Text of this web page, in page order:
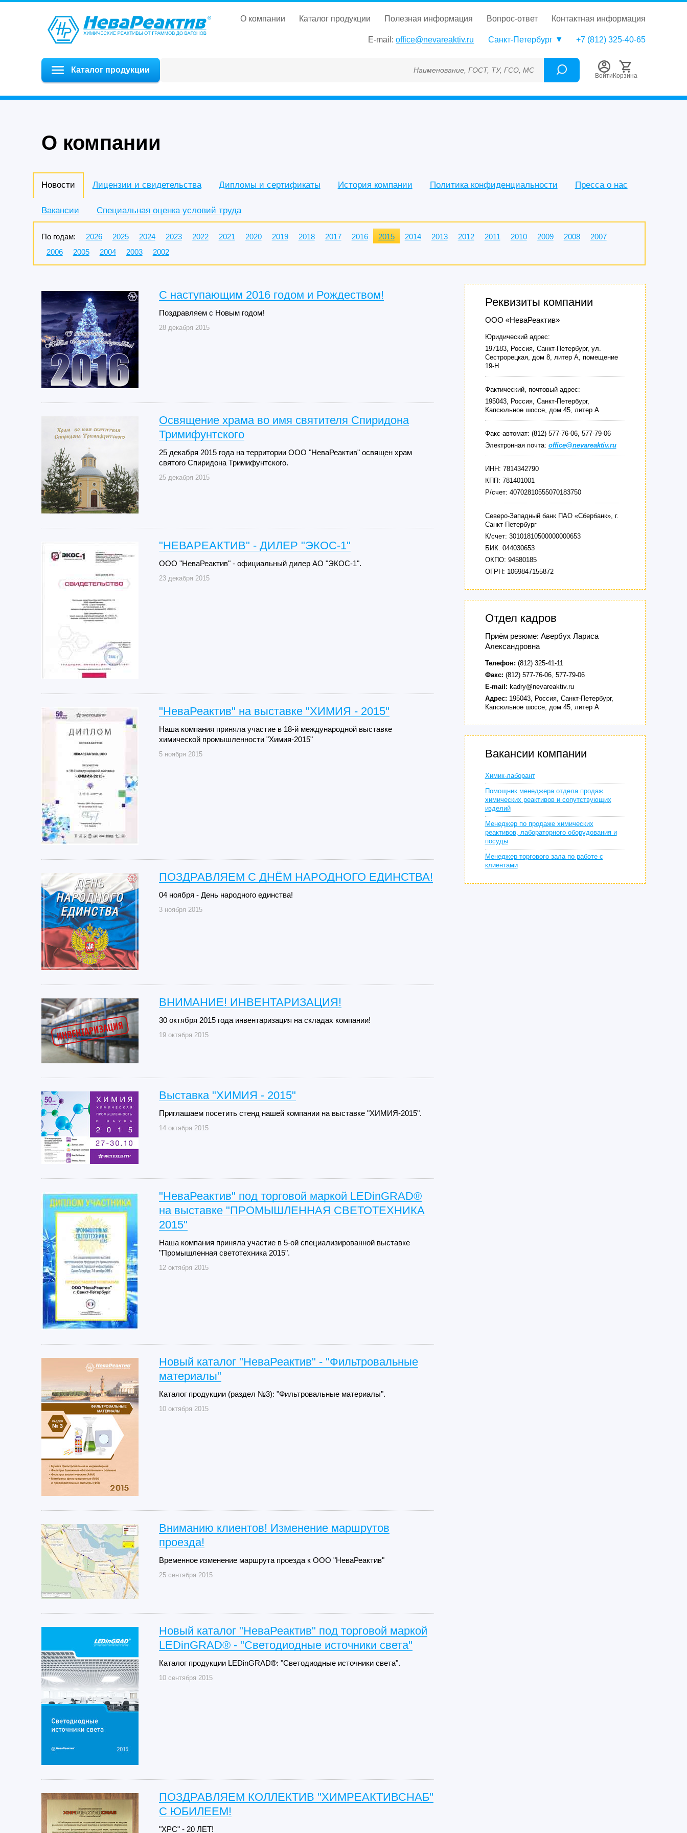
о компании каталог продукции полезная информация вопрос-ответ контактная информация
E-mail: office@nevareaktiv.ru Санкт-Петербург +7 (812) 325-40-65
Каталог продукции Наименование, ГОСТ, ТУ, ГСО, МСО, ОСО, СОП, ГРСИ, Каталожный номер (Артикул),
Войти Корзина
О компании
Новости Лицензии и свидетельства Дипломы и сертификаты История компании Политика конфиденциальности Пресса о нас
Вакансии Специальная оценка условий труда
По годам: 2026 2025 2024 2023 2022 2021 2020 2019 2018 2017 2016 2015 2014 2013 2012 2011 2010 2009 2008
2007
2006
2005 2004 2003 2002
С наступающим 2016 годом и Рождеством!
Поздравляем с Новым годом!
28 декабря 2015
Освящение храма во имя святителя Спиридона
Тримифунтского
25 декабря 2015 года на территории ООО "НеваРеактив" освящен храм
святого Спиридона Тримифунтского.
25 декабря 2015
"НЕВАРЕАКТИВ" - ДИЛЕР "ЭКОС-1"
ООО "НеваРеактив" - официальный дилер АО "ЭКОС-1".
23 декабря 2015
"НеваРеактив" на выставке "ХИМИЯ - 2015"
Наша компания приняла участие в 18-й международной выставке
химической промышленности "Химия-2015"
5 ноября 2015
ПОЗДРАВЛЯЕМ С ДНЁМ НАРОДНОГО ЕДИНСТВА!
04 ноября - День народного единства!
3 ноября 2015
ВНИМАНИЕ! ИНВЕНТАРИЗАЦИЯ!
30 октября 2015 года инвентаризация на складах компании!
19 октября 2015
Выставка "ХИМИЯ - 2015"
Приглашаем посетить стенд нашей компании на выставке "ХИМИЯ-2015".
14 октября 2015
"НеваРеактив" под торговой маркой LEDinGRAD®
на выставке "ПРОМЫШЛЕННАЯ СВЕТОТЕХНИКА
2015"
Наша компания приняла участие в 5-ой специализированной выставке
"Промышленная светотехника 2015".
12 октября 2015
Новый каталог "НеваРеактив" - "Фильтровальные
материалы"
Каталог продукции (раздел №3): "Фильтровальные материалы".
10 октября 2015
Вниманию клиентов! Изменение маршрутов
проезда!
Временное изменение маршрута проезда к ООО "НеваРеактив"
25 сентября 2015
Новый каталог "НеваРеактив" под торговой маркой
LEDinGRAD® - "Светодиодные источники света"
Каталог продукции LEDinGRAD®: "Светодиодные источники света".
10 сентября 2015
ПОЗДРАВЛЯЕМ КОЛЛЕКТИВ "ХИМРЕАКТИВСНАБ"
С ЮБИЛЕЕМ!
"ХРС" - 20 ЛЕТ!
Реквизиты компании
ООО «НеваРеактив»
Юридический адрес:
197183, Россия, Санкт-Петербург, ул.
Сестрорецкая, дом 8, литер А, помещение
19-Н
Фактический, почтовый адрес:
195043, Россия, Санкт-Петербург,
Капсюльное шоссе, дом 45, литер А
Факс-автомат: (812) 577-76-06, 577-79-06
Электронная почта: office@nevareaktiv.ru
ИНН: 7814342790
КПП: 781401001
Р/счет: 40702810555070183750
Северо-Западный банк ПАО «Сбербанк», г.
Санкт-Петербург
К/счет: 30101810500000000653
БИК: 044030653
ОКПО: 94580185
ОГРН: 1069847155872
Отдел кадров
Приём резюме: Авербух Лариса
Александровна
Телефон: (812) 325-41-11
Факс: (812) 577-76-06, 577-79-06
E-mail: kadry@nevareaktiv.ru
Адрес: 195043, Россия, Санкт-Петербург,
Капсюльное шоссе, дом 45, литер А
Вакансии компании
Химик-лаборант
Помощник менеджера отдела продаж
химических реактивов и сопутствующих
изделий
Менеджер по продаже химических
реактивов, лабораторного оборудования и
посуды
Менеджер торгового зала по работе с
клиентами